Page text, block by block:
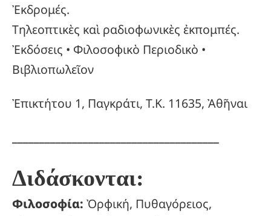
Ἐκδρομές.
Τηλεοπτικὲς καὶ ραδιοφωνικὲς ἐκπομπές.
Ἐκδόσεις • Φιλοσοφικὸ Περιοδικὸ •
Βιβλιοπωλεῖον
Ἐπικτήτου 1, Παγκράτι, Τ.Κ. 11635, Ἀθῆναι
Διδάσκονται:
Φιλοσοφία: Ὀρφική, Πυθαγόρειος,